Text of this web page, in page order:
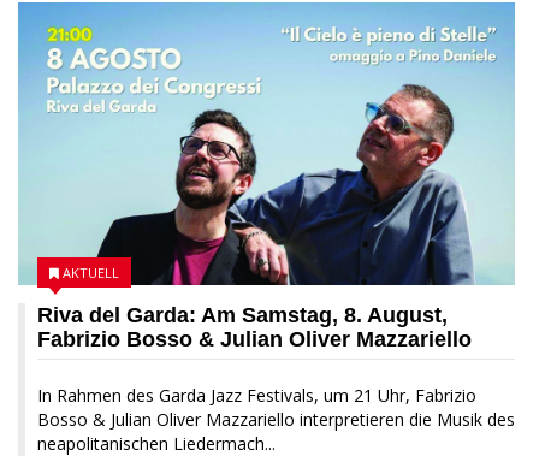
Riva del Garda: Am Samstag, 8. August,
Fabrizio Bosso & Julian Oliver Mazzariello
In Rahmen des Garda Jazz Festivals, um 21 Uhr, Fabrizio
Bosso & Julian Oliver Mazzariello interpretieren die Musik des
neapolitanischen Liedermach...
AKTUELL